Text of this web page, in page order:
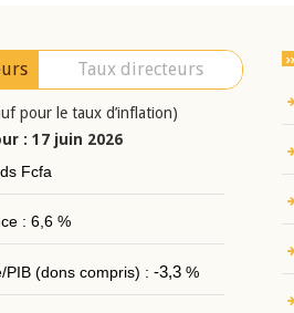
Taux directeurs
pour le taux d’inflation)
: 17 juin 2026
Fcfa
: 6,6 %
PIB (dons compris) : -3,3%